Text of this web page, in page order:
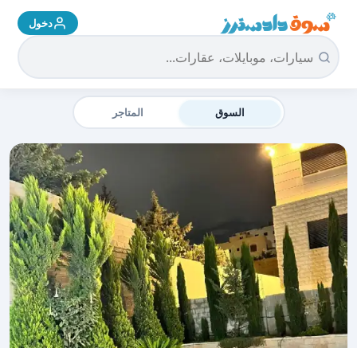
سوق دادسترز الرئيسية دخول
السوق المتاجر